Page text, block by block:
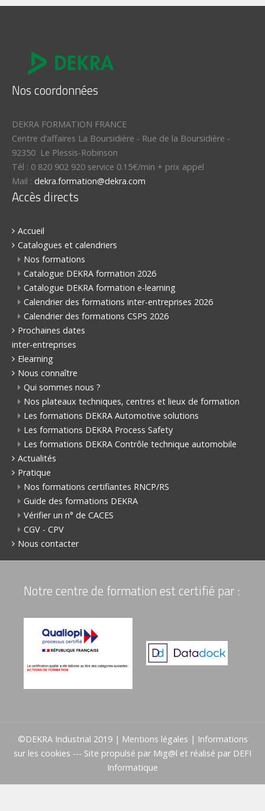
Nos coordonnées
DEKRA FORMATION FRANCE
Centre d’affaires La Boursidière - Rue de la Boursidière -
92350 Le Plessis-Robinson
Tél : 0 820 902 920 service 0.15€/min + prix appel
Mail : dekra.formation@dekra.com
Accès directs
Accueil
Catalogues et calendriers
Nos formations
Catalogue DEKRA formation 2026
Catalogue DEKRA formation e-learning
Calendrier des formations inter-entreprises 2026
Calendrier des formations CSPS 2026
Prochaines dates
inter-entreprises
Elearning
Nous connaître
Qui sommes nous ?
Nos plateaux techniques, centres et lieux de formation
Les formations DEKRA Automotive solutions
Les formations DEKRA Process Safety
Les formations DEKRA Contrôle technique automobile
Actualités
Pratique
Nos formations certifiantes RNCP/RS
Guide des formations DEKRA
Vérifier un n° de CACES
CGV - CPV
Nous contacter
Notre centre de formation est certifié par :
©DEKRA Industrial 2019 | Mentions légales | Informations
sur les cookies --- Site propulsé par Mig@l et réalisé par DEFI
Informatique